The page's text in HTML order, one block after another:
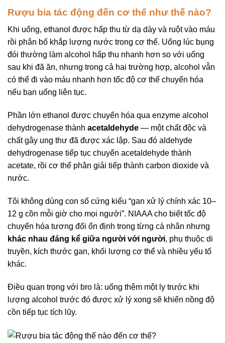
Rượu bia tác động đến cơ thể như thế nào?
Khi uống, ethanol được hấp thu từ dạ dày và ruột vào máu
rồi phân bố khắp lượng nước trong cơ thể. Uống lúc bụng
đói thường làm alcohol hấp thu nhanh hơn so với uống
sau khi đã ăn, nhưng trong cả hai trường hợp, alcohol vẫn
có thể đi vào máu nhanh hơn tốc độ cơ thể chuyển hóa
nếu bạn uống liên tục.
Phần lớn ethanol được chuyển hóa qua enzyme alcohol
dehydrogenase thành acetaldehyde — một chất độc và
chất gây ung thư đã được xác lập. Sau đó aldehyde
dehydrogenase tiếp tục chuyển acetaldehyde thành
acetate, rồi cơ thể phân giải tiếp thành carbon dioxide và
nước.
Tôi không dùng con số cứng kiểu “gan xử lý chính xác 10–
12 g cồn mỗi giờ cho mọi người”. NIAAA cho biết tốc độ
chuyển hóa tương đối ổn định trong từng cá nhân nhưng
khác nhau đáng kể giữa người với người, phụ thuộc di
truyền, kích thước gan, khối lượng cơ thể và nhiều yếu tố
khác.
Điều quan trọng với bro là: uống thêm một ly trước khi
lượng alcohol trước đó được xử lý xong sẽ khiến nồng độ
cồn tiếp tục tích lũy.